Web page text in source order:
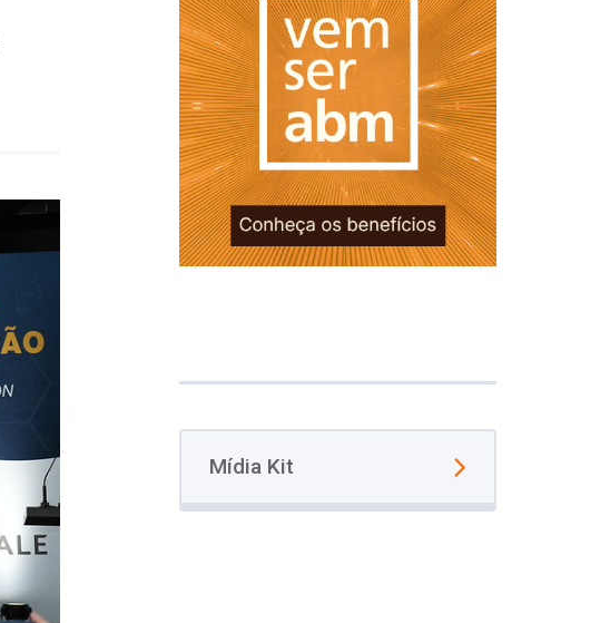
Mídia Kit